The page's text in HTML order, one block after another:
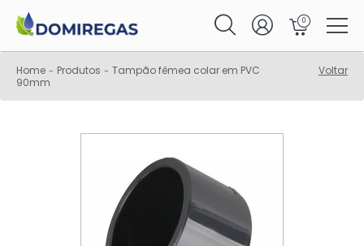
0
Home - Produtos - Tampão fêmea colar em PVC
90mm
Voltar